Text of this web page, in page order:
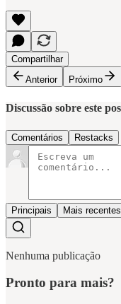
Compartilhar
Anterior
Próximo
Discussão sobre este
Comentários Restacks
Principais Mais recentes
Nenhuma publicação
Pronto para mais?